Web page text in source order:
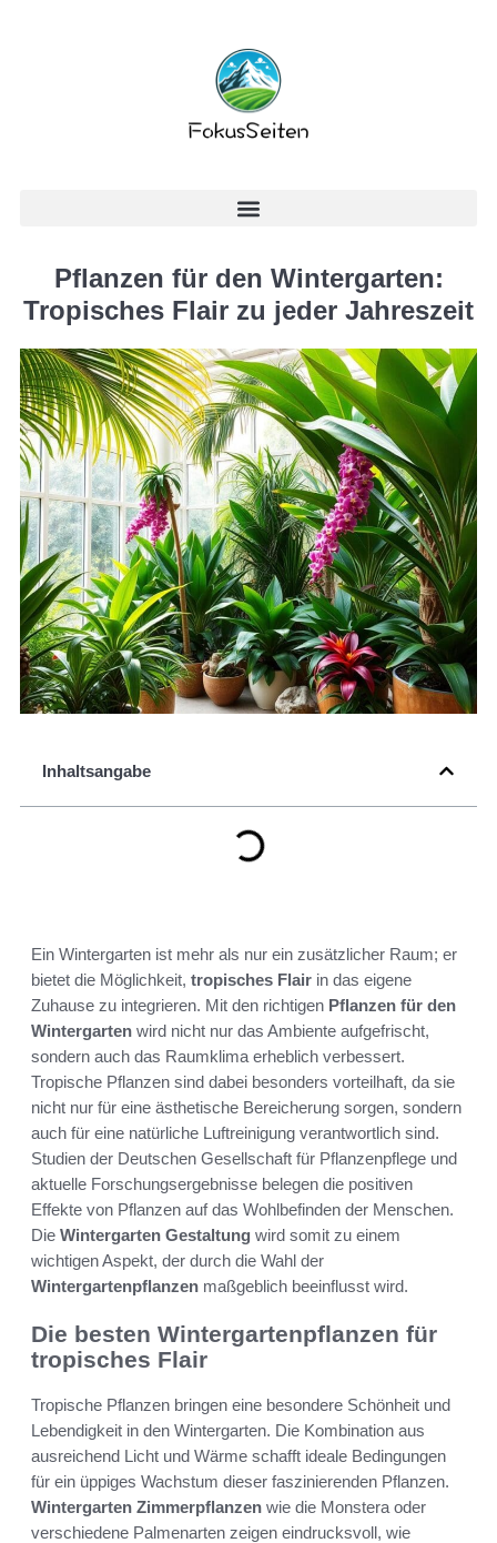
Pflanzen für den Wintergarten:
Tropisches Flair zu jeder Jahreszeit
Inhaltsangabe
Ein Wintergarten ist mehr als nur ein zusätzlicher Raum; er
bietet die Möglichkeit, tropisches Flair in das eigene
Zuhause zu integrieren. Mit den richtigen Pflanzen für den
Wintergarten wird nicht nur das Ambiente aufgefrischt,
sondern auch das Raumklima erheblich verbessert.
Tropische Pflanzen sind dabei besonders vorteilhaft, da sie
nicht nur für eine ästhetische Bereicherung sorgen, sondern
auch für eine natürliche Luftreinigung verantwortlich sind.
Studien der Deutschen Gesellschaft für Pflanzenpflege und
aktuelle Forschungsergebnisse belegen die positiven
Effekte von Pflanzen auf das Wohlbefinden der Menschen.
Die Wintergarten Gestaltung wird somit zu einem
wichtigen Aspekt, der durch die Wahl der
Wintergartenpflanzen maßgeblich beeinflusst wird.
Die besten Wintergartenpflanzen für
tropisches Flair
Tropische Pflanzen bringen eine besondere Schönheit und
Lebendigkeit in den Wintergarten. Die Kombination aus
ausreichend Licht und Wärme schafft ideale Bedingungen
für ein üppiges Wachstum dieser faszinierenden Pflanzen.
Wintergarten Zimmerpflanzen wie die Monstera oder
verschiedene Palmenarten zeigen eindrucksvoll, wie